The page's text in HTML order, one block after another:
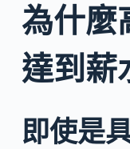
為什麼
達到薪
即使是